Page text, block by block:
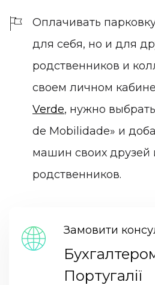
Оплачивать
для себя, но и для
родственников и
своем личном
Verde, нужно
de Mobilidade» и
машин своих друзей
родственников.
Замовити
Португалії